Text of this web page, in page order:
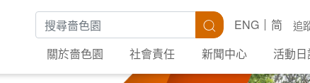
搜尋關鍵字 搜尋 追
ENG
简
關於嗇色園
社會責任 新聞中心 活動